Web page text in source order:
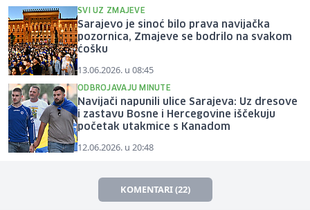
SVI UZ ZMAJEVE
Sarajevo je sinoć bilo prava navijačka
pozornica, Zmajeve se bodrilo na svakom
ćošku
13.06.2026. u 08:45
ODBROJAVAJU MINUTE
Navijači napunili ulice Sarajeva: Uz dresove
i zastavu Bosne i Hercegovine iščekuju
početak utakmice s Kanadom
12.06.2026. u 20:48
KOMENTARI (22)